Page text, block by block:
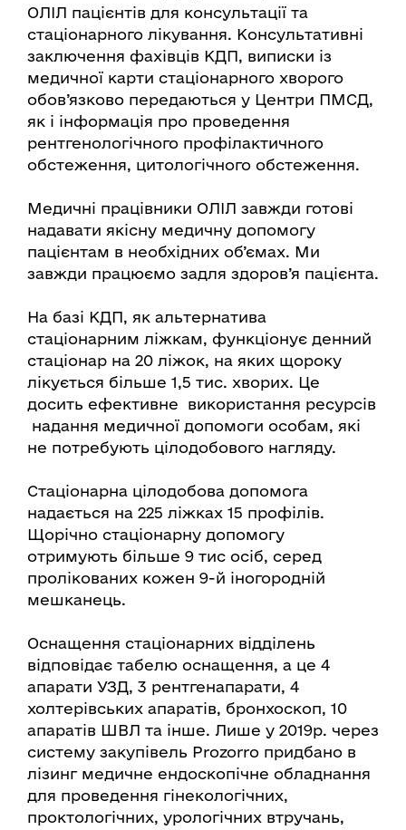
ОЛІЛ пацієнтів для консультації та
стаціонарного лікування. Консультативні
заключення фахівців КДП, виписки із
медичної карти стаціонарного хворого
обов’язково передаються у Центри ПМСД,
як і інформація про проведення
рентгенологічного профілактичного
обстеження, цитологічного обстеження.
Медичні працівники ОЛІЛ завжди готові
надавати якісну медичну допомогу
пацієнтам в необхідних об’ємах. Ми
завжди працюємо задля здоров’я пацієнта.
На базі КДП, як альтернатива
стаціонарним ліжкам, функціонує денний
стаціонар на 20 ліжок, на яких щороку
лікується більше 1,5 тис. хворих. Це
досить ефективне використання ресурсів
надання медичної допомоги особам, які
не потребують цілодобового нагляду.
Стаціонарна цілодобова допомога
надається на 225 ліжках 15 профілів.
Щорічно стаціонарну допомогу
отримують більше 9 тис осіб, серед
пролікованих кожен 9-й іногородній
мешканець.
Оснащення стаціонарних відділень
відповідає табелю оснащення, а це 4
апарати УЗД, 3 рентгенапарати, 4
холтерівських апаратів, бронхоскоп, 10
апаратів ШВЛ та інше. Лише у 2019р. через
систему закупівель Prozorro придбано в
лізинг медичне ендоскопічне обладнання
для проведення гінекологічних,
проктологічних, урологічних втручань,